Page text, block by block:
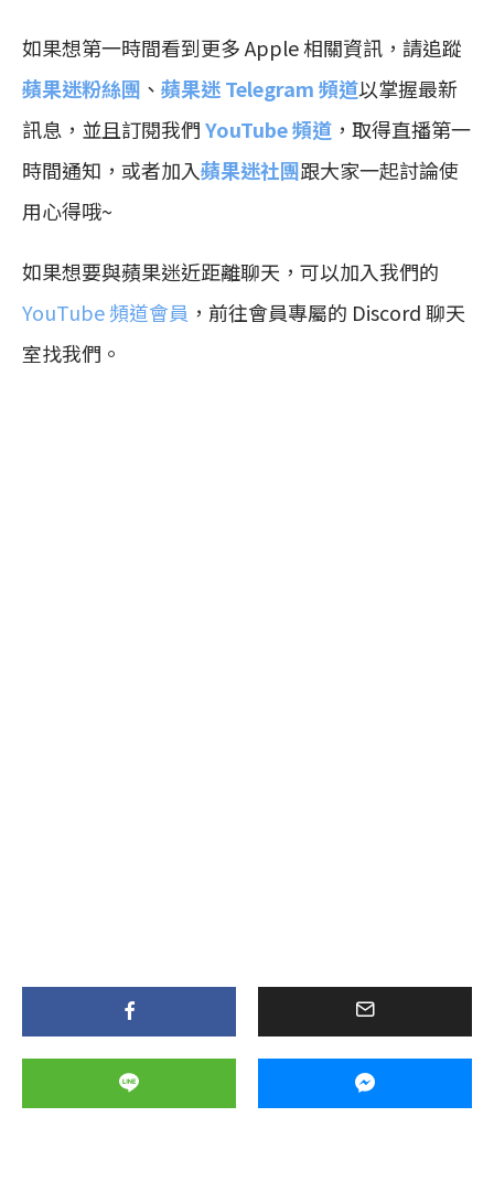
如果想第一時間看到更多 Apple 相關資訊，請追蹤
蘋果迷粉絲團 、 蘋果迷 Telegram 頻道以掌握最新
訊息，並且訂閱我們YouTube 頻道 ，取得直播第一
時間通知，或者加入蘋果迷社團跟大家一起討論使
用心得哦~
如果想要與蘋果迷近距離聊天，可以加入我們的
YouTube 頻道會員 ，前往會員專屬的 Discord 聊天
室找我們。